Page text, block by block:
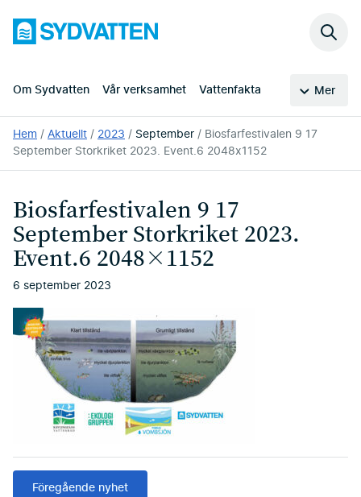
huvudinnehållet
Sydvatten
Om Sydvatten Vår verksamhet Vattenfakta Mer
Sök
Du
är
här:
Hem Aktuellt 2023 September
Biosfarfestivalen 9 17
September Storkriket 2023. Event.6 2048x1152
Biosfarfestivalen 9 17
September Storkriket 2023.
Event.6 2048×1152
6 september 2023
Föregående nyhet